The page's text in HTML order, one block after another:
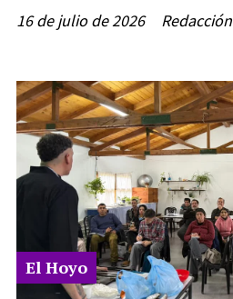
Redacción
16 de julio de 2026
El Hoyo